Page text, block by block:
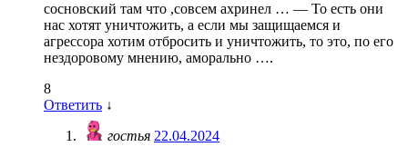
сосновский там что ,совсем ахринел … — То есть они
нас хотят уничтожить, а если мы защищаемся и
агрессора хотим отбросить и уничтожить, то это, по его
нездоровому мнению, аморально ….
8
Ответить ↓
гостья 22.04.2024